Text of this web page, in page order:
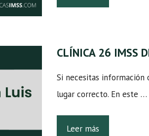
CLÍNICA 26 IMSS
Si necesitas información
lugar correcto. En este …
Leer más